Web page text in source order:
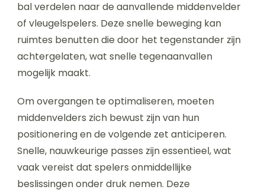
bal verdelen naar de aanvallende middenvelder
of vleugelspelers. Deze snelle beweging kan
ruimtes benutten die door het tegenstander zijn
achtergelaten, wat snelle tegenaanvallen
mogelijk maakt.
Om overgangen te optimaliseren, moeten
middenvelders zich bewust zijn van hun
positionering en de volgende zet anticiperen.
Snelle, nauwkeurige passes zijn essentieel, wat
vaak vereist dat spelers onmiddellijke
beslissingen onder druk nemen. Deze